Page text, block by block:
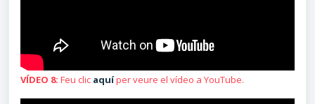
VÍDEO 8: Feu clic aquíper veure el vídeo a YouTube.